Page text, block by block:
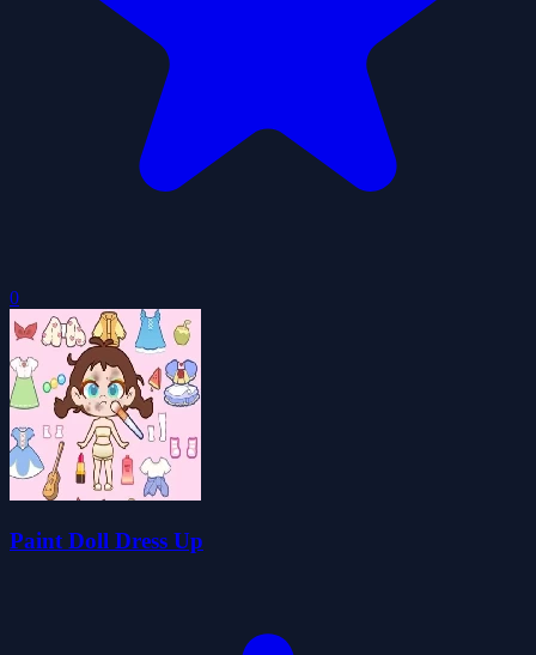
0
Paint Doll Dress Up